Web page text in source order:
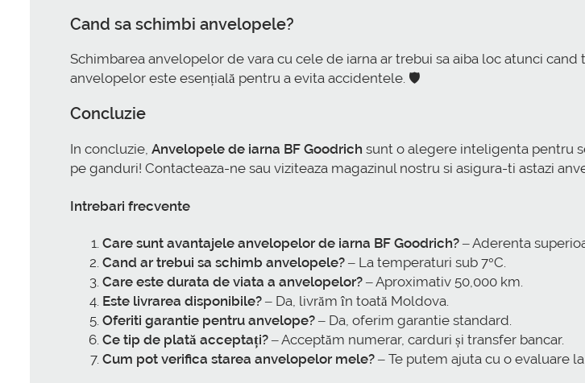
Cand sa schimbi anvelopele?
Schimbarea anvelopelor de vara cu cele de iarna ar trebui sa aiba loc atunci
anvelopelor este esențială pentru a evita accidentele. 🛡️
Concluzie
In concluzie, Anvelopele de iarna BF Goodrich sunt o alegere inteligenta pentru
pe ganduri! Contacteaza-ne sau viziteaza magazinul nostru si asigura-ti astazi
Intrebari frecvente
Care sunt avantajele anvelopelor de iarna BF Goodrich? – Aderenta
Cand ar trebui sa schimb anvelopele? – La temperaturi sub 7°C.
Care este durata de viata a anvelopelor? – Aproximativ 50,000 km.
Este livrarea disponibile? – Da, livrăm în toată Moldova.
Oferiti garantie pentru anvelope? – Da, oferim garantie standard.
Ce tip de plată acceptați? – Acceptăm numerar, carduri și transfer bancar.
Cum pot verifica starea anvelopelor mele? – Te putem ajuta cu o evaluare